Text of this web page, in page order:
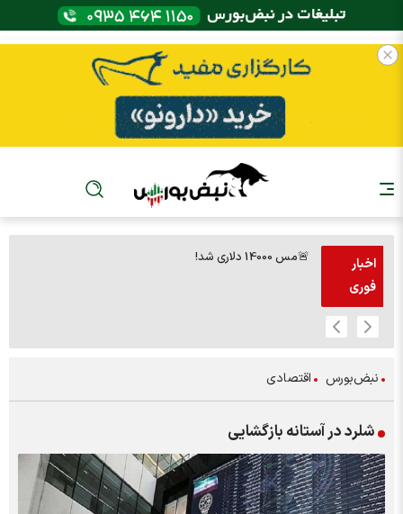
اخبار
فوری
🚨مس 14000 دلاری شد!
نبض‌بورس اقتصادی
شلرد در آستانه بازگشایی